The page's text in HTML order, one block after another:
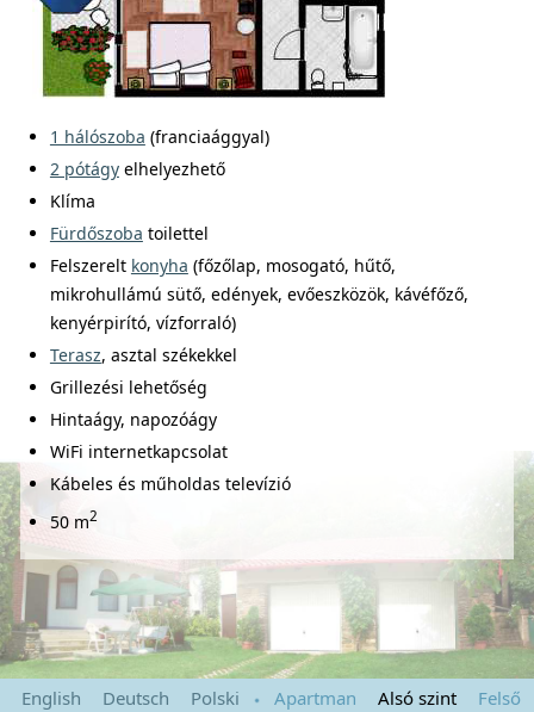
1 hálószoba (franciaággyal)
2 pótágyelhelyezhető
Klíma
Fürdőszoba toilettel
Felszerelt konyha (főzőlap, mosogató, hűtő,
mikrohullámú sütő, edények, evőeszközök, kávéfőző,
kenyérpirító, vízforraló)
Terasz, asztal székekkel
Grillezési lehetőség
Hintaágy, napozóágy
WiFi internetkapcsolat
Kábeles és műholdas televízió
50 m2
English Deutsch Polski Apartman Alsó szint
Felső